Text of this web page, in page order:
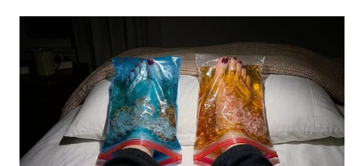
De forma geral, a preparação segue uma proporção
aproximada e fácil de reproduzir em casa: